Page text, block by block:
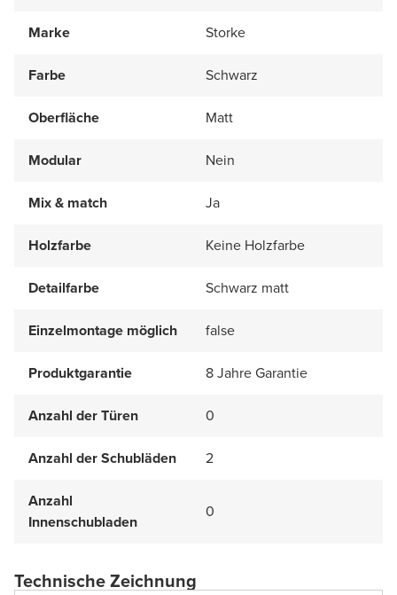
Marke Storke
Farbe Schwarz
Oberfläche Matt
Modular Nein
Mix & match Ja
Holzfarbe Keine Holzfarbe
Detailfarbe Schwarz matt
Einzelmontage möglich false
Produktgarantie 8 Jahre Garantie
Anzahl der Türen 0
Anzahl der Schubläden 2
Anzahl
Innenschubladen
0
Technische Zeichnung